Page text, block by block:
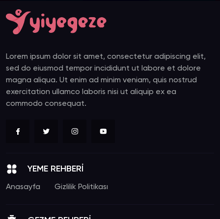
Lorem ipsum dolor sit amet, consectetur adipiscing elit,
sed do eiusmod tempor incididunt ut labore et dolore
magna aliqua. Ut enim ad minim veniam, quis nostrud
exercitation ullamco laboris nisi ut aliquip ex ea
commodo consequat.
YEME REHBERİ
Anasayfa Gizlilik Politikası